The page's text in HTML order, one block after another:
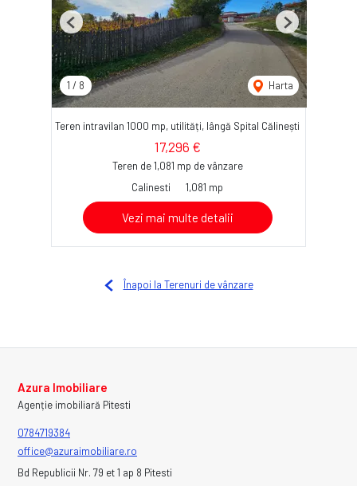
1 / 8 Harta
Previous Next
Teren intravilan 1000 mp, utilități, lângă Spital Călinești
17,296 €
Teren de 1,081 mp de vânzare
Calinesti
1,081 mp
Vezi mai multe detalii
Înapoi la Terenuri de vânzare
Azura Imobiliare
Agenție imobiliară Pitesti
0784719384
office@azuraimobiliare.ro
Bd Republicii Nr. 79 et 1 ap 8 Pitesti